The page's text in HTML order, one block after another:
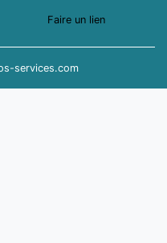
Faire un lien
services.com